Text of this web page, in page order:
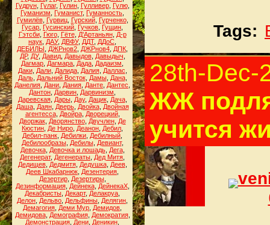
Гудрун, Гулаг, Гулин, Гулливер, Гулю,
Гуманизм
Гуманист, Гуманность
Гумилёв, Гурвиц, Гурский, Гурченко,
Гусар Гусинский Гучков Гущин
Гэтсби, Гюго, Гёте, Д'Артаньян, Д-р
наук ДАУ, ДВФУ, ДДТ, ДДоС
ДЕБИЛЫ
ДЖРнов2 ДЖРнов4 ДПК
ДР, ДУ, Давид, Давыдов, Давыдыч
Дагмар Дагмара Дада Дадаизм
Даки, Дали, Далида, Далия, Даллас
Даль, Дальний Восток, Дамы, Дана,
Данелия Дани Дания Данте Дантес
Дантон Дарвин Дарвинизм
Даревская, Дары, Дау, Дацик, Дача,
Даша, Даян, Дверь, Двойка, Двойная
агентесса, Двойра, Дворецкий,
Дворжак, Дворянство, Двучлен, Де
Кюстин Де Ниро Деанон Дебил
Дебил-панк Дебилки Дебилный
Дебилообразы, Дебилы, Девиант,
Девочка, Девочка и лошадь, Дега,
Дегенерат, Дегенераты Дед Митя
Дедищев, Дедмитя, Дедушка, Деев,
Деев Шкабарнюк Дезентерия
Дезертир, Дезертиры,
Дезинформация, Дейнека, ДейнекаХ,
Декабристы Декарт, Делакруа
Делон Дельво Дельфины Делягин
Демагогия Деми Мур Демидов
Демидова, Демография, Демократия,
Демонстрация Дени Деникин
Tags:
28th-Dec-
ЖЖ
учится